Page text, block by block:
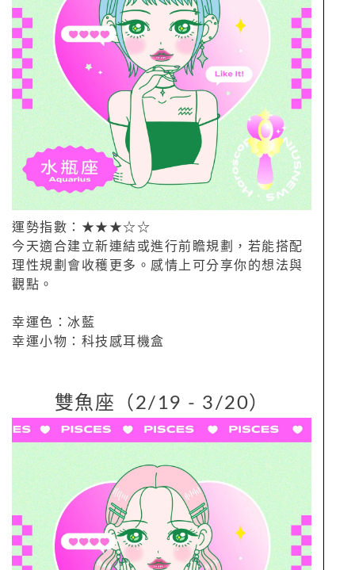
運勢指數：★★★☆☆
今天適合建立新連結或進行前瞻規劃，若能搭配
理性規劃會收穫更多。感情上可分享你的想法與
觀點。
幸運色：冰藍
幸運小物：科技感耳機盒
雙魚座（2/19 - 3/20）